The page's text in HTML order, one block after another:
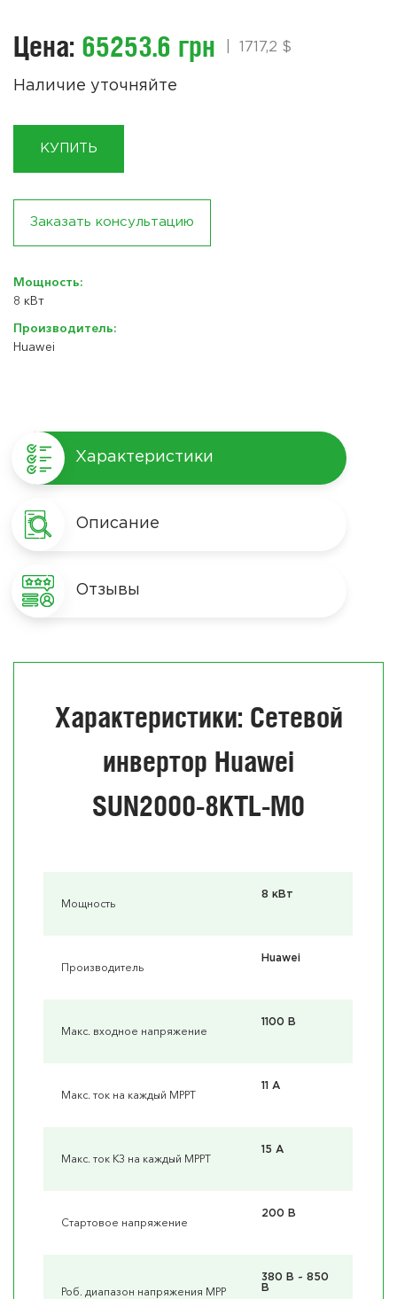
Цена: 65253.6 грн 1717,2 $
Наличие уточняйте
КУПИТЬ
Заказать консультацию
Мощность:
8 кВт
Производитель:
Huawei
Характеристики
Описание
Отзывы
Характеристики: Сетевой
инвертор Huawei
SUN2000-8KTL-M0
Мощность
8 кВт
Производитель
Huawei
Макс. входное напряжение
1100 В
Макс. ток на каждый MPPT
11 А
Макс. ток КЗ на каждый MPPT
15 А
Стартовое напряжение
200 В
Роб. диапазон напряжения MPP
380 В ~ 850
В